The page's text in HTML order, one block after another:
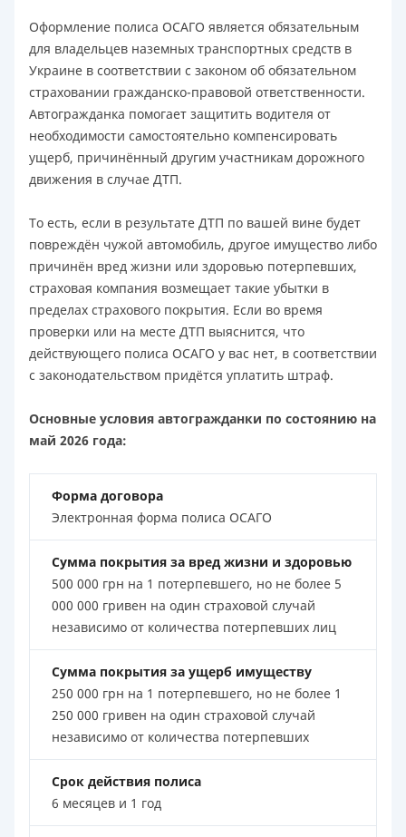
Оформление полиса ОСАГО является обязательным
для владельцев наземных транспортных средств в
Украине в соответствии с законом об обязательном
страховании гражданско-правовой ответственности.
Автогражданка помогает защитить водителя от
необходимости самостоятельно компенсировать
ущерб, причинённый другим участникам дорожного
движения в случае ДТП.
То есть, если в результате ДТП по вашей вине будет
повреждён чужой автомобиль, другое имущество либо
причинён вред жизни или здоровью потерпевших,
страховая компания возмещает такие убытки в
пределах страхового покрытия. Если во время
проверки или на месте ДТП выяснится, что
действующего полиса ОСАГО у вас нет, в соответствии
с законодательством придётся уплатить штраф.
Основные условия автогражданки по состоянию на
май 2026 года:
Форма договора
Электронная форма полиса ОСАГО
Сумма покрытия за вред жизни и здоровью
500 000 грн на 1 потерпевшего, но не более 5
000 000 гривен на один страховой случай
независимо от количества потерпевших лиц
Сумма покрытия за ущерб имуществу
250 000 грн на 1 потерпевшего, но не более 1
250 000 гривен на один страховой случай
независимо от количества потерпевших
Срок действия полиса
6 месяцев и 1 год